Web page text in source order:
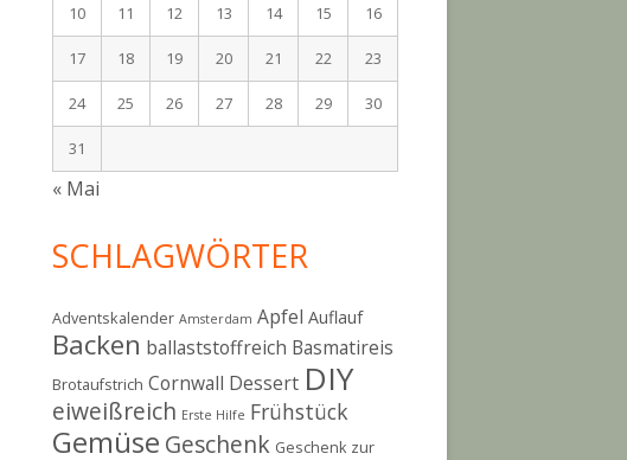
10 11 12 13 14 15 16
17 18 19 20 21 22 23
24 25 26 27 28 29 30
31
« Mai
SCHLAGWÖRTER
Adventskalender Amsterdam Apfel Auflauf
Backen ballaststoffreich Basmatireis
Brotaufstrich Cornwall Dessert DIY
eiweißreich Erste Hilfe Frühstück
Gemüse Geschenk Geschenk zur